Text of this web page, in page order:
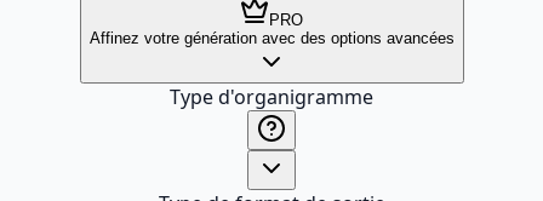
PRO
Affinez votre génération avec des options avancées
Type d'organigramme